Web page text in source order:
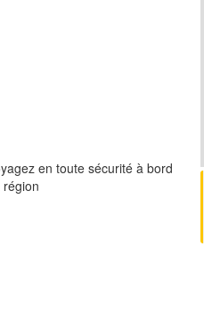
en toute sécurité à bord